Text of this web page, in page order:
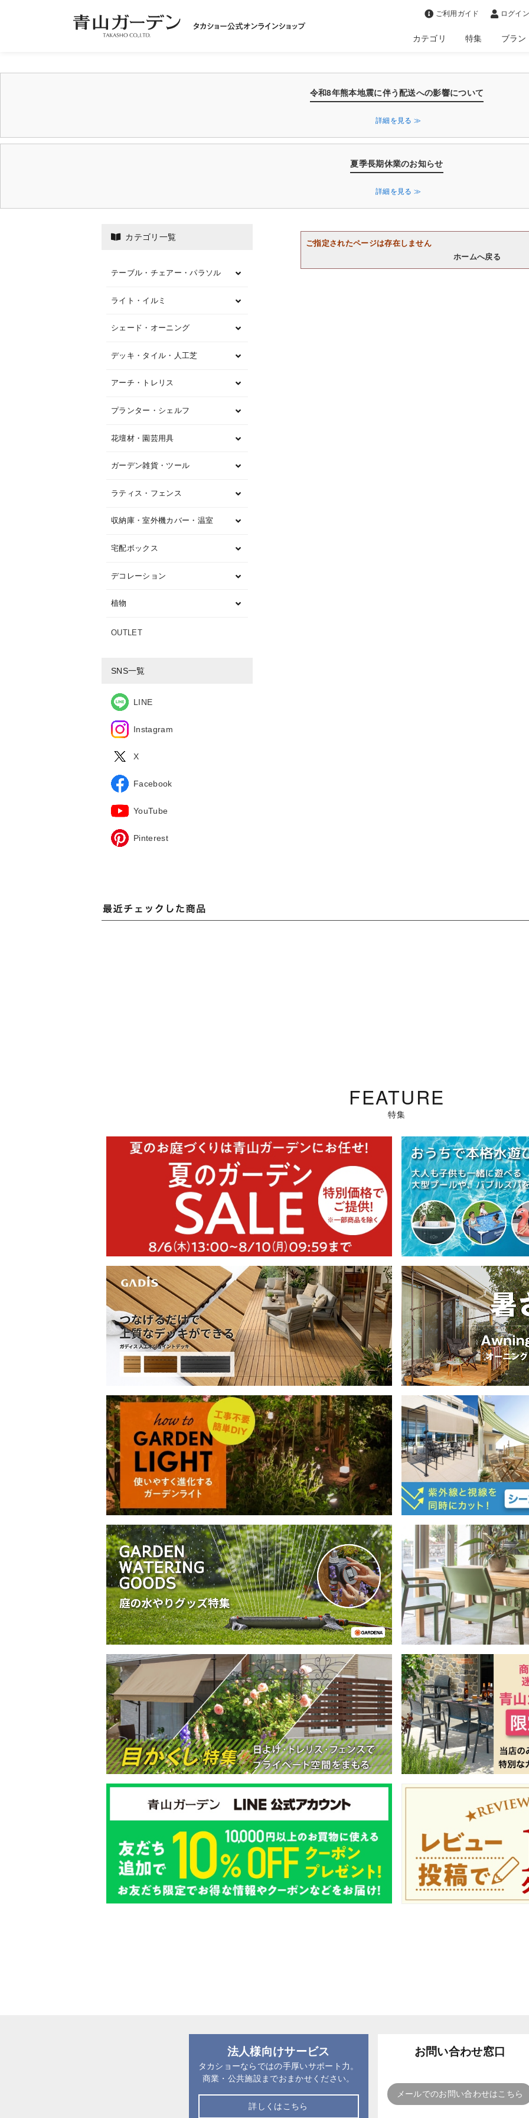
ご利用ガイド ログイ
カテゴリ 特集 ブラン
令和8年熊本地震に伴う配送への影響について
詳細を見る ≫
夏季長期休業のお知らせ
詳細を見る ≫
ご指定されたページは存在しません
ホームへ戻る
カテゴリ一覧
テーブル・チェアー・パラソル
ライト・イルミ
シェード・オーニング
デッキ・タイル・人工芝
アーチ・トレリス
プランター・シェルフ
花壇材・園芸用具
ガーデン雑貨・ツール
ラティス・フェンス
収納庫・室外機カバー・温室
宅配ボックス
デコレーション
植物
OUTLET
SNS一覧
LINE
Instagram
X
Facebook
YouTube
Pinterest
FEATURE
特集
法人様向けサービス
タカショーならではの手厚いサポート力。
商業・公共施設までおまかせください。
詳しくはこちら
お問い合わせ窓口
メールでのお問い合わせはこちら